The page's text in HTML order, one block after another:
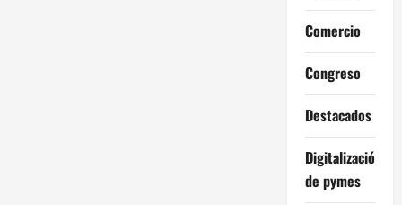
Comercio
Congreso
Destacados
Digitalización
de pymes